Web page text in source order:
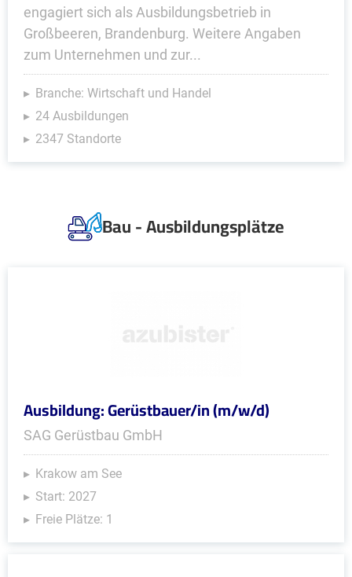
engagiert sich als Ausbildungsbetrieb in
Großbeeren, Brandenburg. Weitere Angaben
zum Unternehmen und zur...
Branche: Wirtschaft und Handel
24 Ausbildungen
2347 Standorte
Bau - Ausbildungsplätze
Ausbildung: Gerüstbauer/in (m/w/d)
SAG Gerüstbau GmbH
Krakow am See
Start: 2027
Freie Plätze: 1